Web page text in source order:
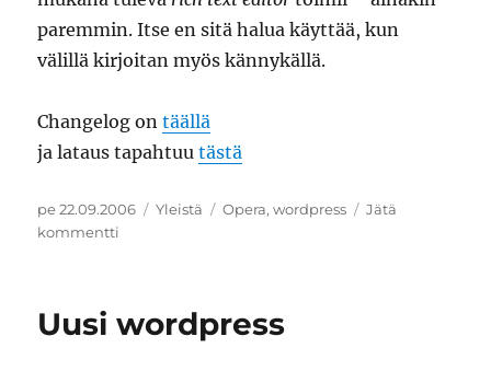
paremmin. Itse en sitä halua käyttää, kun
välillä kirjoitan myös kännykällä.
Changelog ontäällä
ja lataus tapahtuutästä
Julkaistu
pe 22.09.2006 Kategoriat
Yleistä Avainsanat
Opera,wordpress
Jätä
kommentti
Uusi wordpress